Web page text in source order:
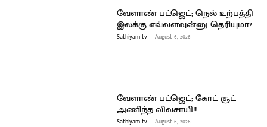
வேளாண் பட்ஜெட்; நெல் உற்பத்தி
இலக்கு எவ்வளவுன்னு தெரியுமா?
Sathiyam tv - August 6, 2026
வேளாண் பட்ஜெட்; கோட் சூட்
அணிந்த விவசாயி!!
Sathiyam tv - August 6, 2026